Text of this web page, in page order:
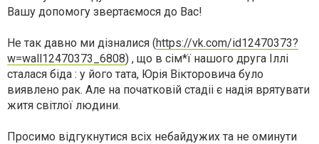
Вашу допомогу звертаємося до Вас!
Не так давно ми дізналися (https://vk.com/id12470373?
w=wall12470373_6808) , що в сім*ї нашого друга Іллі
сталася біда : у його тата, Юрія Вікторовича було
виявлено рак. Але на початковій стадіі є надія врятувати
житя світлої людини.
Просимо відгукнутися всіх небайдужих та не оминути